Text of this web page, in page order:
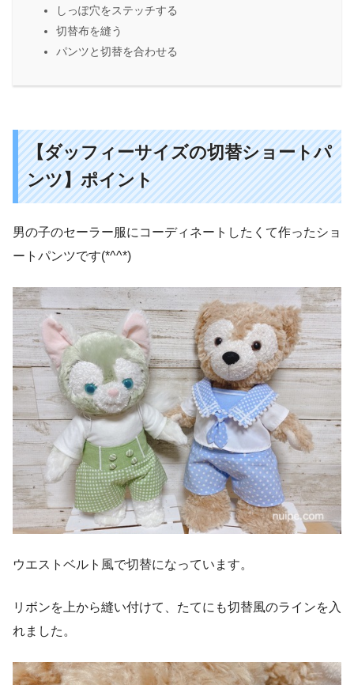
しっぽ穴をステッチする
切替布を縫う
パンツと切替を合わせる
【ダッフィーサイズの切替ショートパ
ンツ】ポイント
男の子のセーラー服にコーディネートしたくて作ったショ
ートパンツです(*^^*)
ウエストベルト風で切替になっています。
リボンを上から縫い付けて、たてにも切替風のラインを入
れました。